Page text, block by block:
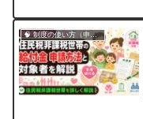
🧠 制度の使い方（申請・相談など）